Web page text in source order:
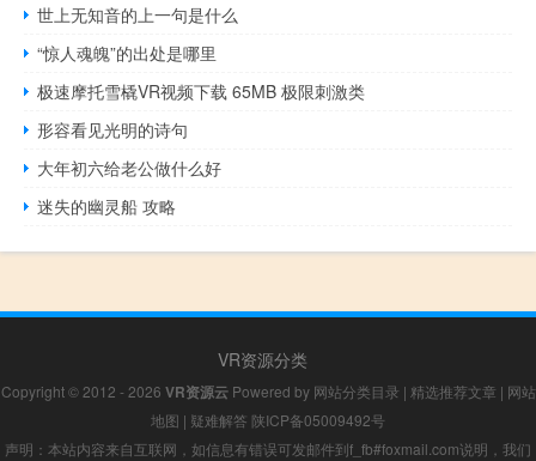
世上无知音的上一句是什么
“惊人魂魄”的出处是哪里
极速摩托雪橇VR视频下载 65MB 极限刺激类
形容看见光明的诗句
大年初六给老公做什么好
迷失的幽灵船 攻略
VR资源分类
Copyright © 2012 - 2026 VR资源云Powered by 网站分类目录 | 精选推荐文章 | 网站
地图 | 疑难解答 陕ICP备05009492号
声明：本站内容来自互联网，如信息有错误可发邮件到f_fb#foxmail.com说明，我们